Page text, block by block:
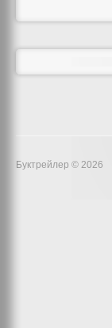
Буктрейлер © 2026